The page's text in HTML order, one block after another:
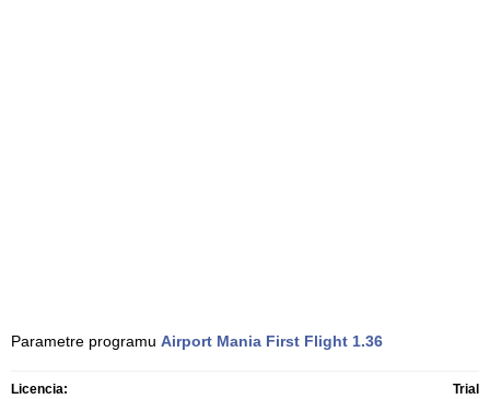
Parametre programu Airport Mania First Flight 1.36
Licencia: Trial